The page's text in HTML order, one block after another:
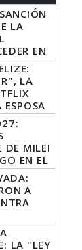
LA
EN
FUEGO
LA
ESPOSA
DE MILEI
EN EL
A
LA "LEY